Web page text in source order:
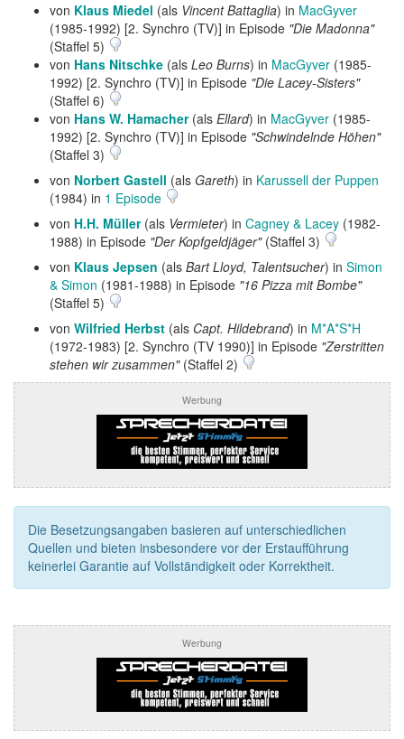
von Klaus Miedel (als Vincent Battaglia) in MacGyver
(1985-1992) [2. Synchro (TV)] in Episode "Die Madonna"
(Staffel 5)
von Hans Nitschke (als Leo Burns) in MacGyver (1985-
1992) [2. Synchro (TV)] in Episode "Die Lacey-Sisters"
(Staffel 6)
von Hans W. Hamacher(als Ellard) in MacGyver (1985-
1992) [2. Synchro (TV)] in Episode "Schwindelnde Höhen"
(Staffel 3)
von Norbert Gastell (als Gareth) in Karussell der Puppen
(1984) in 1 Episode
von H.H. Müller(als Vermieter) in Cagney & Lacey (1982-
1988) in Episode "Der Kopfgeldjäger"(Staffel 3)
von Klaus Jepsen (als Bart Lloyd, Talentsucher) in Simon
& Simon (1981-1988) in Episode "16 Pizza mit Bombe"
(Staffel 5)
von Wilfried Herbst (als Capt. Hildebrand) in M*A*S*H
(1972-1983) [2. Synchro (TV 1990)] in Episode "Zerstritten
stehen wir zusammen"(Staffel 2)
Werbung
Die Besetzungsangaben basieren auf unterschiedlichen
Quellen und bieten insbesondere vor der Erstaufführung
keinerlei Garantie auf Vollständigkeit oder Korrektheit.
Werbung